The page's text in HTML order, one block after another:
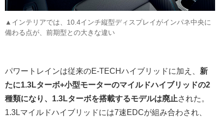
▲インテリアでは、10.4インチ縦型ディスプレイがインパネ中央に
備わる点が、前期型との大きな違い
パワートレインは従来のE-TECHハイブリッドに加え、 新
たに1.3Lターボ+小型モーターのマイルドハイブリッドの2
種類になり、1.3Lターボを搭載するモデルは廃止された。
1.3Lマイルドハイブリッドには7速EDCが組み合わされ、